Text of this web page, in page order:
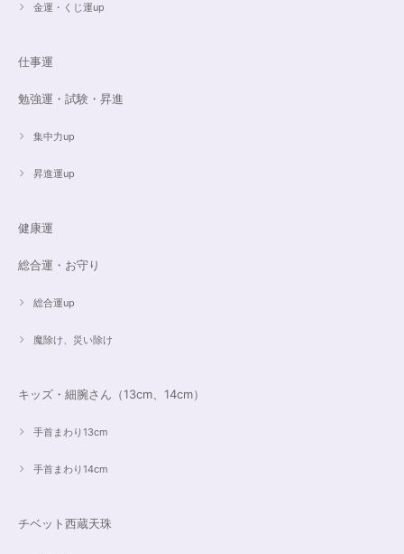
金運・くじ運up
仕事運
勉強運・試験・昇進
集中力up
昇進運up
健康運
総合運・お守り
総合運up
魔除け、災い除け
キッズ・細腕さん（13cm、14cm）
手首まわり13cm
手首まわり14cm
チベット西蔵天珠